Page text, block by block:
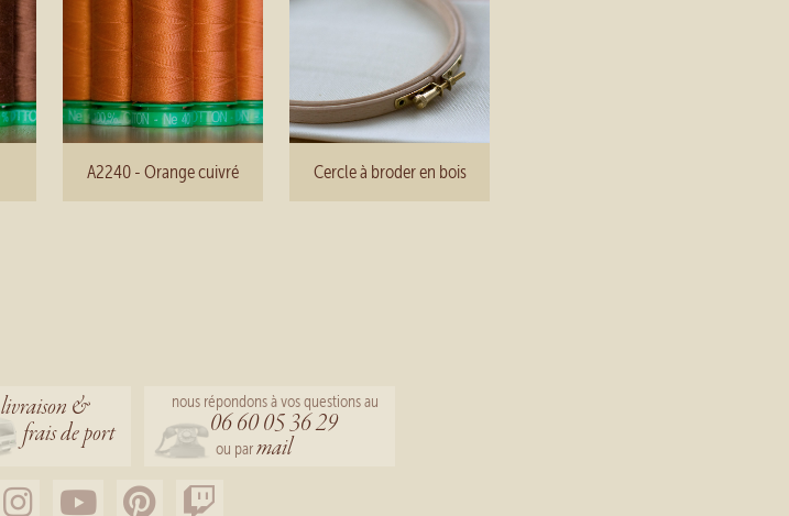
A2240 - Orange cuivré Cercle à broder en bois
livraison &
frais de port
nous répondons à vos questions au
06 60 05 36 29
ou parmail